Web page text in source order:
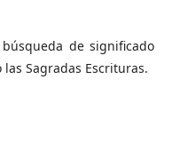
de significado
Sagradas Escrituras.